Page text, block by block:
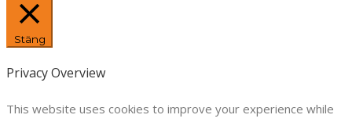
Stäng
Privacy Overview
This website uses cookies to improve your experience while